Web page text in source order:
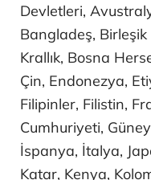
Devletleri,
Bangladeş,
Krallık, Bosna
Çin, Endonezya,
Filipinler, Filistin,
Cumhuriyeti,
İspanya, İtalya,
Katar, Kenya,